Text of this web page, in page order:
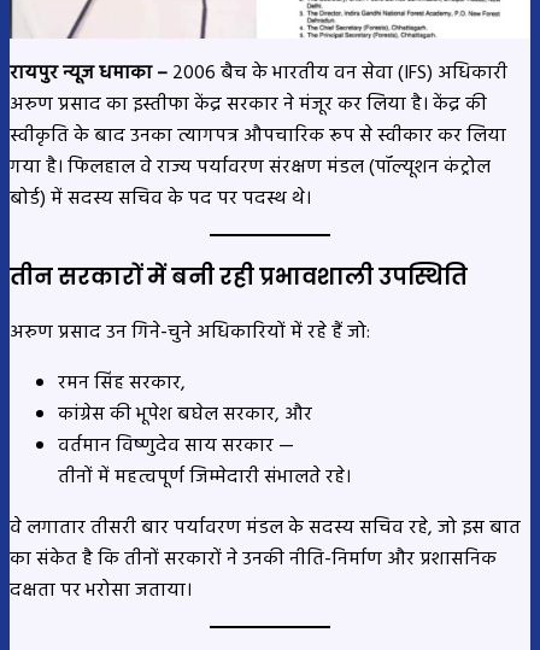
रायपुर न्यूज धमाका –2006 बैच के भारतीय वन सेवा (IFS) अधिकारी
अरुण प्रसाद का इस्तीफा केंद्र सरकार ने मंजूर कर लिया है। केंद्र की
स्वीकृति के बाद उनका त्यागपत्र औपचारिक रूप से स्वीकार कर लिया
गया है। फिलहाल वे राज्य पर्यावरण संरक्षण मंडल (पॉल्यूशन कंट्रोल
बोर्ड) में सदस्य सचिव के पद पर पदस्थ थे।
तीन सरकारों में बनी रही प्रभावशाली उपस्थिति
अरुण प्रसाद उन गिने-चुने अधिकारियों में रहे हैं जो:
रमन सिंह सरकार,
कांग्रेस की भूपेश बघेल सरकार, और
वर्तमान विष्णुदेव साय सरकार —
तीनों में महत्वपूर्ण जिम्मेदारी संभालते रहे।
वे लगातार तीसरी बार पर्यावरण मंडल के सदस्य सचिव रहे, जो इस बात
का संकेत है कि तीनों सरकारों ने उनकी नीति-निर्माण और प्रशासनिक
दक्षता पर भरोसा जताया।